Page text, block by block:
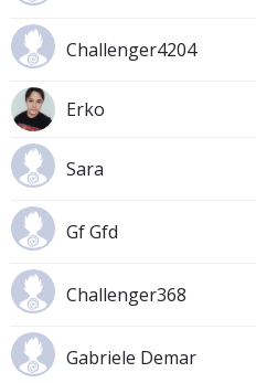
Challenger4204
Erko
Sara
Gf Gfd
Challenger368
Gabriele Demar